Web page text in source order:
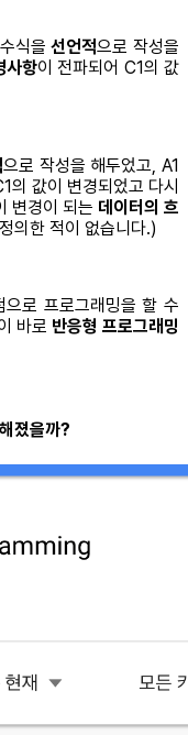
식을선언적으로 작성을
사항이 전파되어 C1의 값
으로 작성을 해두었고, A1
의 값이 변경되었고 다시
변경이 되는 데이터의 흐
의한 적이 없습니다.)
으로 프로그래밍을 할 수
바로 반응형 프로그래밍
졌을까?